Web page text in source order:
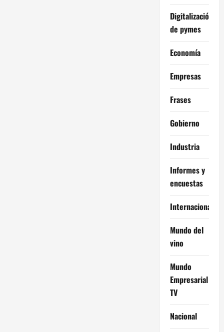
Digitalización
de pymes
Economía
Empresas
Frases
Gobierno
Industria
Informes y
encuestas
Internacional
Mundo del
vino
Mundo
Empresarial
TV
Nacional